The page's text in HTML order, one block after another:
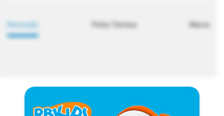
Descrição Ficha Técnica Marca